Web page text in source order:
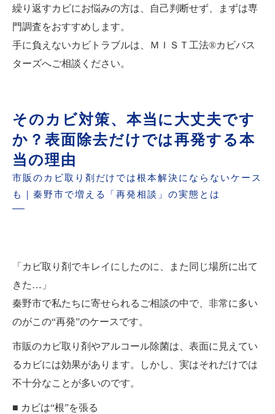
繰り返すカビにお悩みの方は、自己判断せず、まずは専
門調査をおすすめします。
手に負えないカビトラブルは、ＭＩＳＴ工法®カビバス
ターズへご相談ください。
そのカビ対策、本当に大丈夫です
か？表面除去だけでは再発する本
当の理由
市販のカビ取り剤だけでは根本解決にならないケース
も｜秦野市で増える「再発相談」の実態とは
「カビ取り剤でキレイにしたのに、また同じ場所に出て
きた…」
秦野市で私たちに寄せられるご相談の中で、非常に多い
のがこの“再発”のケースです。
市販のカビ取り剤やアルコール除菌は、表面に見えてい
るカビには効果があります。しかし、実はそれだけでは
不十分なことが多いのです。
■ カビは“根”を張る